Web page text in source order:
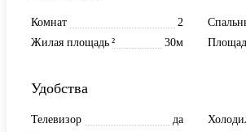
Комнат 2
Жилая площадь
30м
²
Удобства
Телевизор да